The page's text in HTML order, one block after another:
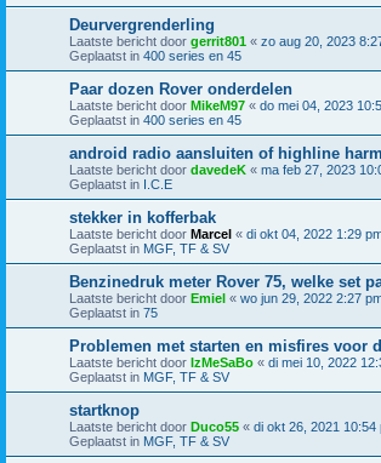
Deurvergrenderling
Laatste bericht door gerrit801 « zo aug 20, 2023
Geplaatst in 400 series en 45
Paar dozen Rover onderdelen
Laatste bericht door MikeM97 « do mei 04, 2023
Geplaatst in 400 series en 45
android radio aansluiten of highline
Laatste bericht door davedeK « ma feb 27, 2023
Geplaatst in I.C.E
stekker in kofferbak
Laatste bericht door Marcel « di okt 04, 2022 1:29
Geplaatst in MGF, TF & SV
Benzinedruk meter Rover 75, welke set
Laatste bericht door Emiel « wo jun 29, 2022 2:27
Geplaatst in 75
Problemen met starten en misfires voor
Laatste bericht door IzMeSaBo « di mei 10, 2022
Geplaatst in MGF, TF & SV
startknop
Laatste bericht door Duco55 « di okt 26, 2021 10:54
Geplaatst in MGF, TF & SV